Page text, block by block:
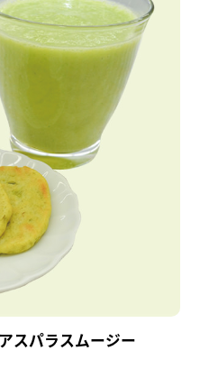
スパラスムージー